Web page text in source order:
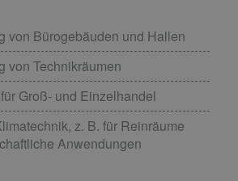
von Bürogebäuden und Hallen
von Technikräumen
Groß- und Einzelhandel
z. B. für Reinräume
Anwendungen